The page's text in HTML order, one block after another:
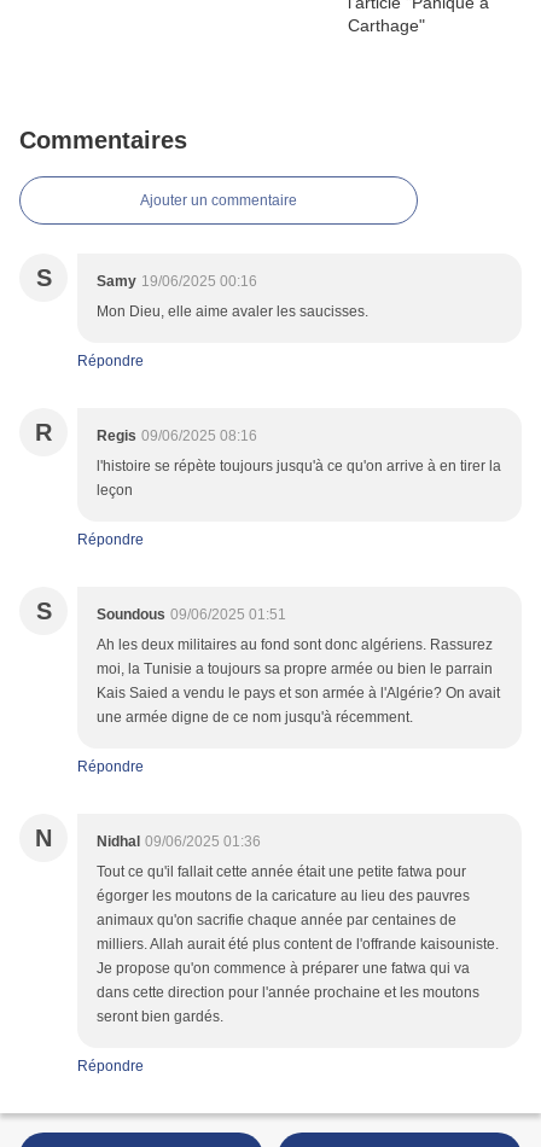
Commentaires
Ajouter un commentaire
S Samy 19/06/2025 00:16
Mon Dieu, elle aime avaler les saucisses.
Répondre
R Regis 09/06/2025 08:16
l'histoire se répète toujours jusqu'à ce qu'on arrive à en tirer la
leçon
Répondre
S Soundous 09/06/2025 01:51
Ah les deux militaires au fond sont donc algériens. Rassurez
moi, la Tunisie a toujours sa propre armée ou bien le parrain
Kais Saied a vendu le pays et son armée à l'Algérie? On avait
une armée digne de ce nom jusqu'à récemment.
Répondre
N Nidhal 09/06/2025 01:36
Tout ce qu'il fallait cette année était une petite fatwa pour
égorger les moutons de la caricature au lieu des pauvres
animaux qu'on sacrifie chaque année par centaines de
milliers. Allah aurait été plus content de l'offrande kaisouniste.
Je propose qu'on commence à préparer une fatwa qui va
dans cette direction pour l'année prochaine et les moutons
seront bien gardés.
Répondre